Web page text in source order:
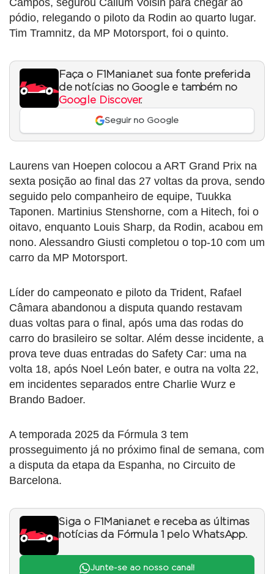
pódio, relegando o piloto da Rodin ao quarto lugar.
Tim Tramnitz, da MP Motorsport, foi o quinto.
Faça o F1Mania.net sua fonte preferida
de notícias no Google e também no
Google Discover.
Seguir no Google
Laurens van Hoepen colocou a ART Grand Prix na
sexta posição ao final das 27 voltas da prova, sendo
seguido pelo companheiro de equipe, Tuukka
Taponen. Martinius Stenshorne, com a Hitech, foi o
oitavo, enquanto Louis Sharp, da Rodin, acabou em
nono. Alessandro Giusti completou o top-10 com um
carro da MP Motorsport.
Líder do campeonato e piloto da Trident, Rafael
Câmara abandonou a disputa quando restavam
duas voltas para o final, após uma das rodas do
carro do brasileiro se soltar. Além desse incidente, a
prova teve duas entradas do Safety Car: uma na
volta 18, após Noel León bater, e outra na volta 22,
em incidentes separados entre Charlie Wurz e
Brando Badoer.
A temporada 2025 da Fórmula 3 tem
prosseguimento já no próximo final de semana, com
a disputa da etapa da Espanha, no Circuito de
Barcelona.
Siga o F1Mania.net e receba as últimas
notícias da Fórmula 1 pelo WhatsApp.
Junte-se ao nosso canal!